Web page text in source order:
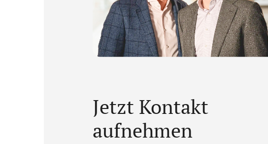
Jetzt Kontakt
aufnehmen